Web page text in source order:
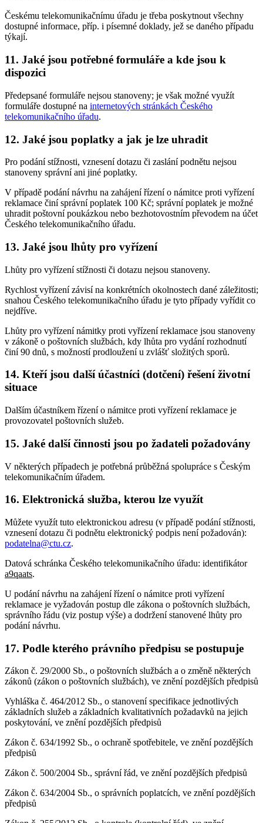
Českému telekomunikačnímu úřadu je třeba poskytnout všechny
dostupné informace, příp. i písemné doklady, jež se daného případu
týkají.
11. Jaké jsou potřebné formuláře a kde jsou k
dispozici
Předepsané formuláře nejsou stanoveny; je však možné využít
formuláře dostupné na internetových stránkách Českého
telekomunikačního úřadu.
12. Jaké jsou poplatky a jak je lze uhradit
Pro podání stížnosti, vznesení dotazu či zaslání podnětu nejsou
stanoveny správní ani jiné poplatky.
V případě podání návrhu na zahájení řízení o námitce proti vyřízení
reklamace činí správní poplatek 100 Kč; správní poplatek je možné
uhradit poštovní poukázkou nebo bezhotovostním převodem na účet
Českého telekomunikačního úřadu.
13. Jaké jsou lhůty pro vyřízení
Lhůty pro vyřízení stížnosti či dotazu nejsou stanoveny.
Rychlost vyřízení závisí na konkrétních okolnostech dané záležitosti;
snahou Českého telekomunikačního úřadu je tyto případy vyřídit co
nejdříve.
Lhůty pro vyřízení námitky proti vyřízení reklamace jsou stanoveny
v zákoně o poštovních službách, kdy lhůta pro vydání rozhodnutí
činí 90 dnů, s možností prodloužení u zvlášť složitých sporů.
14. Kteří jsou další účastníci (dotčení) řešení životní
situace
Dalším účastníkem řízení o námitce proti vyřízení reklamace je
provozovatel poštovních služeb.
15. Jaké další činnosti jsou po žadateli požadovány
V některých případech je potřebná průběžná spolupráce s Českým
telekomunikačním úřadem.
16. Elektronická služba, kterou lze využít
Můžete využít tuto elektronickou adresu (v případě podání stížnosti,
vznesení dotazu či podnětu elektronický podpis není požadován):
podatelna@ctu.cz.
Datová schránka Českého telekomunikačního úřadu: identifikátor
a9qaats.
U podání návrhu na zahájení řízení o námitce proti vyřízení
reklamace je vyžadován postup dle zákona o poštovních službách,
správního řádu (viz postup výše) a dodržení stanovené lhůty pro
podání návrhu.
17. Podle kterého právního předpisu se postupuje
Zákon č. 29/2000 Sb., o poštovních službách a o změně některých
zákonů (zákon o poštovních službách), ve znění pozdějších předpisů
Vyhláška č. 464/2012 Sb., o stanovení specifikace jednotlivých
základních služeb a základních kvalitativních požadavků na jejich
poskytování, ve znění pozdějších předpisů
Zákon č. 634/1992 Sb., o ochraně spotřebitele, ve znění pozdějších
předpisů
Zákon č. 500/2004 Sb., správní řád, ve znění pozdějších předpisů
Zákon č. 634/2004 Sb., o správních poplatcích, ve znění pozdějších
předpisů